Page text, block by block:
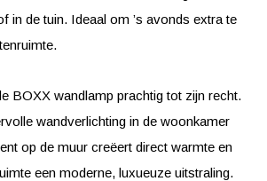
in de tuin. Ideaal om ’s avonds extra te
BOXX wandlamp prachtig tot zijn recht.
wandverlichting in de woonkamer
op de muur creëert direct warmte en
een moderne, luxueuze uitstraling.